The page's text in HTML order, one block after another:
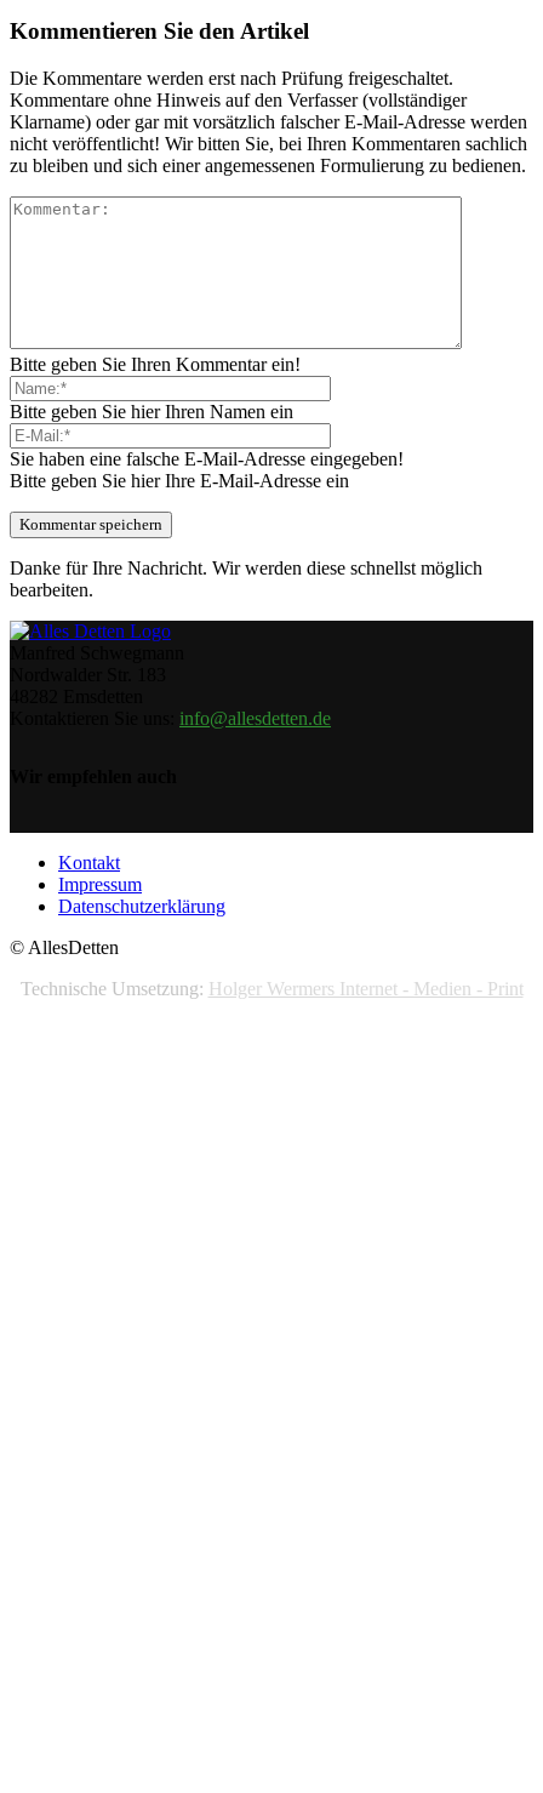
Kommentieren Sie den Artikel
Die Kommentare werden erst nach Prüfung freigeschaltet.
Kommentare ohne Hinweis auf den Verfasser (vollständiger
Klarname) oder gar mit vorsätzlich falscher E-Mail-Adresse werden
nicht veröffentlicht! Wir bitten Sie, bei Ihren Kommentaren sachlich
zu bleiben und sich einer angemessenen Formulierung zu bedienen.
Bitte geben Sie Ihren Kommentar ein!
Bitte geben Sie hier Ihren Namen ein
Sie haben eine falsche E-Mail-Adresse eingegeben!
Bitte geben Sie hier Ihre E-Mail-Adresse ein
Danke für Ihre Nachricht. Wir werden diese schnellst möglich
bearbeiten.
info@allesdetten.de
Kontakt
Impressum
Datenschutzerklärung
© AllesDetten
Technische Umsetzung: Holger Wermers Internet - Medien - Print